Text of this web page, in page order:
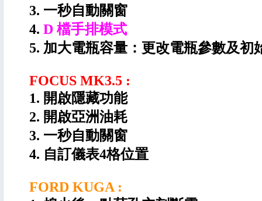
3. 一秒自動關窗
4. D 檔手排模式
5. 加大電瓶容量：更改電瓶參數及初
FOCUS MK3.5 :
1. 開啟隱藏功能
2. 開啟亞洲油耗
3. 一秒自動關窗
4. 自訂儀表4格位置
FORD KUGA :